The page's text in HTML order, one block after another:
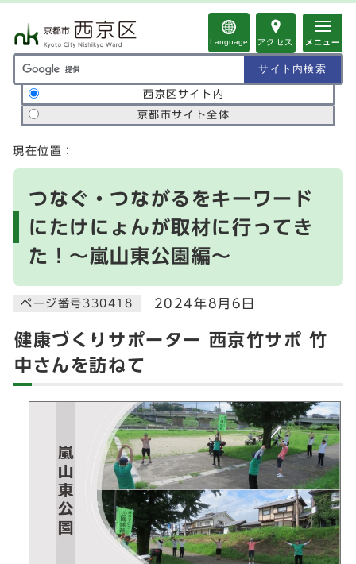
Language アクセス メニュー
サイト内検索の範囲
西京区サイト内
京都市サイト全体
ここから本文です
現在位置：
つなぐ・つながるをキーワード
にたけにょんが取材に行ってき
た！～嵐山東公園編～
ページ番号330418 2024年8月6日
健康づくりサポーター 西京竹サポ 竹
中さんを訪ねて